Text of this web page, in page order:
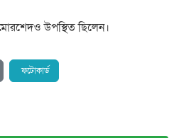
উপস্থিত ছিলেন।
ফটোকার্ড